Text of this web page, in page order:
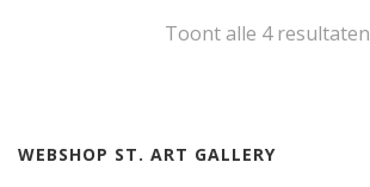
Toont alle 4 resultaten
WEBSHOP ST. ART GALLERY